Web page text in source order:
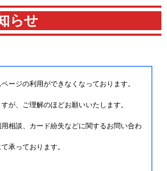
らせ
ージの利用ができなくなっております。
が、ご理解のほどお願いいたします。
相談、カード紛失などに関するお問い合わ
承っております。